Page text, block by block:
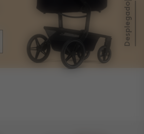
Desplegado